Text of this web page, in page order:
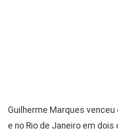
Guilherme Marques
e no Rio de Janeiro em